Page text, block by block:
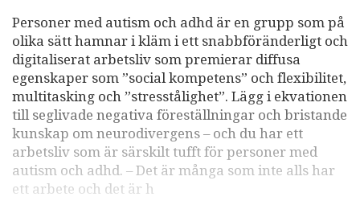
Personer med autism och adhd är en grupp som på
olika sätt hamnar i kläm i ett snabbföränderligt och
digitaliserat arbetsliv som premierar diffusa
egenskaper som ”social kompetens” och flexibilitet,
multitasking och ”stresstålighet”. Lägg i ekvationen
till seglivade negativa föreställningar och bristande
kunskap om neurodivergens – och du har ett
arbetsliv som är särskilt tufft för personer med
autism och adhd. – Det är många som inte alls har
ett arbete och det är h